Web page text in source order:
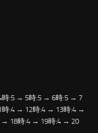
:5 → 5時:5 → 6時:5 → 7
:4 → 12時:4 → 13時:4 →
→ 18時:4 → 19時:4 → 20